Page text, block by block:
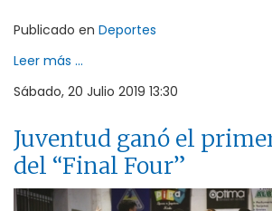
Publicado en Deportes
Leer más ...
Sábado, 20 Julio 2019 13:30
Juventud ganó el
del “Final Four”